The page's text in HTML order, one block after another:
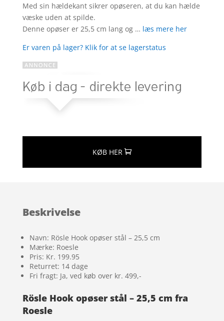
Med sin hældekant sikrer opøseren, at du kan hælde
væske uden at spilde.
Denne opøser er 25,5 cm lang og … læs mere her
Er varen på lager? Klik for at se lagerstatus
KØB HER
Beskrivelse
Navn: Rösle Hook opøser stål – 25,5 cm
Mærke: Roesle
Pris: Kr. 199.95
Returret: 14 dage
Fri fragt: Ja, ved køb over kr. 499,-
Rösle Hook opøser stål – 25,5 cm fra
Roesle